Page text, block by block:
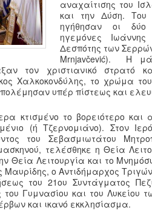
αναχαίτισης του
και την Δύση. Του
ηγήθησαν οι δύο
ηγεμόνες
Δεσπότης των
Mrnjavčević). Η
τον χριστιανικό στρατό
Χαλκοκονδύλης, το χρώμα
υπέρ πίστεως και
κτισμένο το βορειότερο και
(ή Τζερνομιάνο). Στον
του Σεβασμιωτάτου
τελέσθηκε η Θεία
Θεία Λειτουργία και το
ο Αντιδήμαρχος
του 21ου Συντάγματος
Γυμνασίου και του Λυκείου
και ικανό εκκλησίασμα.